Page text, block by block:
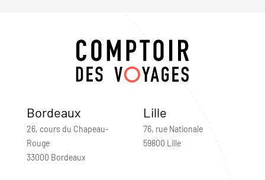
Bordeaux
26, cours du Chapeau-
Rouge
33000 Bordeaux
Lille
76, rue Nationale
59800 Lille